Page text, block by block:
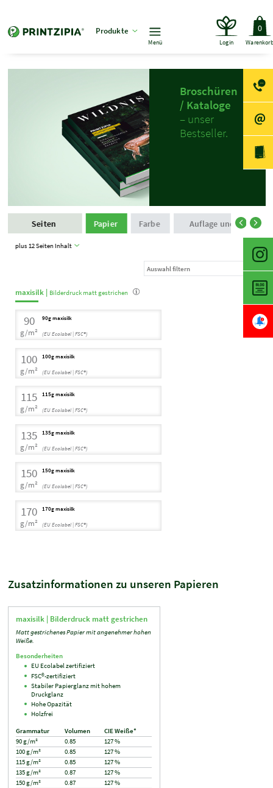
Produkte
Menü Login
0
Broschüren
/ Kataloge
– unser
Bestseller.
Seiten
plus 12 Seiten Inhalt
Papier Farbe Auflage und
maxisilk | Bilderdruck matt gestrichen
90
g/m²
90g maxisilk
(EU Ecolabel | FSC®)
100
g/m²
100g maxisilk
(EU Ecolabel | FSC®)
115
g/m²
115g maxisilk
(EU Ecolabel | FSC®)
135
g/m²
135g maxisilk
(EU Ecolabel | FSC®)
150
g/m²
150g maxisilk
(EU Ecolabel | FSC®)
170
g/m²
170g maxisilk
(EU Ecolabel | FSC®)
Zusatzinformationen zu unseren Papieren
maxisilk | Bilderdruck matt gestrichen
Matt gestrichenes Papier mit angenehmer hohen
Weiße.
Besonderheiten
EU Ecolabel zertifiziert
FSC®-zertifiziert
Stabiler Papierglanz mit hohem
Druckglanz
Hohe Opazität
Holzfrei
Grammatur Volumen
CIE Weiße*
90 g/m²
0.85
127 %
100 g/m²
0.85
127 %
115 g/m²
0.85
127 %
135 g/m²
0.87
127 %
150 g/m²
0.87
127 %